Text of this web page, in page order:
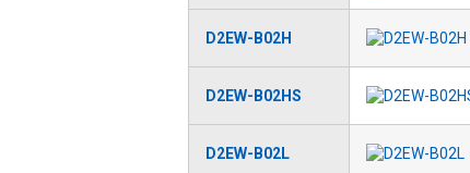
D2EW-B02H
D2EW-B02HS
D2EW-B02L